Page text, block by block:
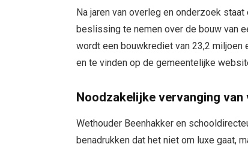
Na jaren van overleg en onderzoek
beslissing te nemen over de bouw van
wordt een bouwkrediet van 23,2 miljoen
en te vinden op de gemeentelijke
Noodzakelijke vervanging
Wethouder Beenhakker en
benadrukken dat het niet om luxe gaat,